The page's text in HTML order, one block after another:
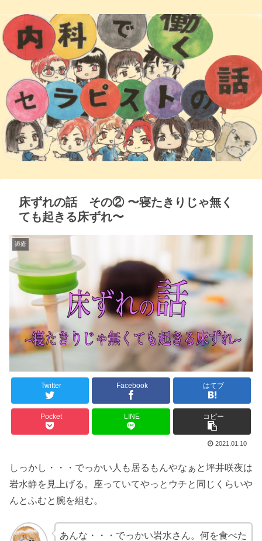
床ずれの話 その② 〜寝たきりじゃ無く
ても起きる床ずれ〜
褥瘡
Twitter Facebook はてブ
Pocket LINE コピー
2021.01.10
しっかし・・・でっかい人も居るもんやなぁと坪井咲夜は
岩水静を見上げる。座っていてやっとウチと同じくらいや
んとふむと腕を組む。
あんな・・・でっかい岩水さん。何を食べた